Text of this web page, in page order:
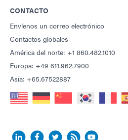
CONTACTO
Envíenos un correo electrónico
Contactos globales
América del norte: +1 860.482.1010
Europa: +49 611.962.7900
Asia: +65.67522887